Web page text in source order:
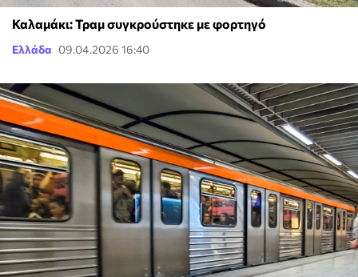
Καλαμάκι: Τραμ συγκρούστηκε με φορτηγό
Ελλάδα 09.04.2026 16:40